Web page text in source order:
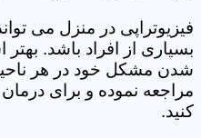
فیزیوتراپی در منزل می
بسیاری از افراد باشد.
شدن مشکل خود در هر
مراجعه نموده و برای
کنید.